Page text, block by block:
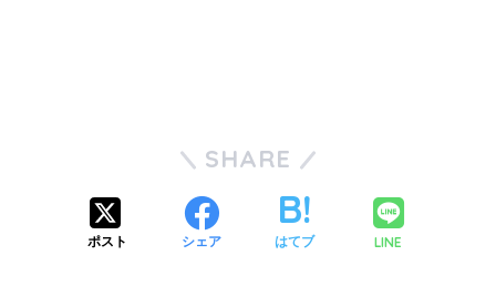
SHARE
ポスト シェア はてブ LINE